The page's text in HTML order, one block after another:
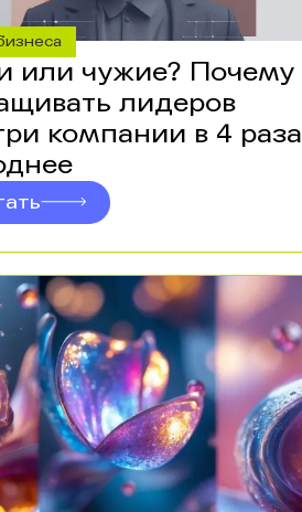
или чужие? Почему
лидеров
компании в 4 раза